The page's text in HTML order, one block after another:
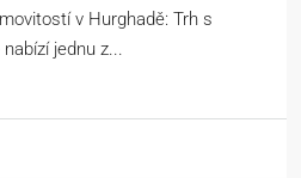
v Hurghadě: Trh s
jednu z...